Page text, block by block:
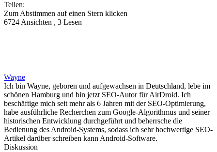
Teilen:
Zum Abstimmen auf einen Stern klicken
6724 Ansichten , 3 Lesen
Wayne
Ich bin Wayne, geboren und aufgewachsen in Deutschland, lebe im
schönen Hamburg und bin jetzt SEO-Autor für AirDroid. Ich
beschäftige mich seit mehr als 6 Jahren mit der SEO-Optimierung,
habe ausführliche Recherchen zum Google-Algorithmus und seiner
historischen Entwicklung durchgeführt und beherrsche die
Bedienung des Android-Systems, sodass ich sehr hochwertige SEO-
Artikel darüber schreiben kann Android-Software.
Diskussion